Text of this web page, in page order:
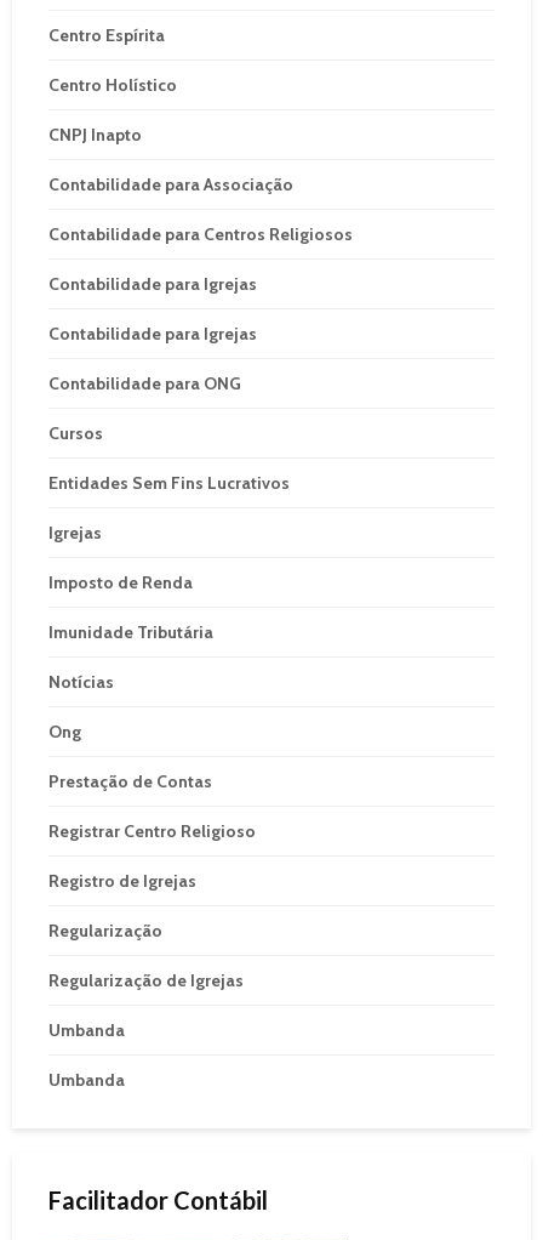
Centro Espírita
Centro Holístico
CNPJ Inapto
Contabilidade para Associação
Contabilidade para Centros Religiosos
Contabilidade para Igrejas
Contabilidade para Igrejas
Contabilidade para ONG
Cursos
Entidades Sem Fins Lucrativos
Igrejas
Imposto de Renda
Imunidade Tributária
Notícias
Ong
Prestação de Contas
Registrar Centro Religioso
Registro de Igrejas
Regularização
Regularização de Igrejas
Umbanda
Umbanda
Facilitador Contábil